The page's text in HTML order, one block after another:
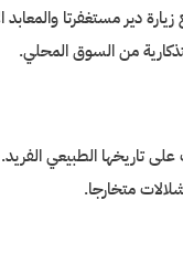
دير مستغفرتا والمعابد
من السوق المحلي.
تاريخها الطبيعي الفريد.
متخارجا.